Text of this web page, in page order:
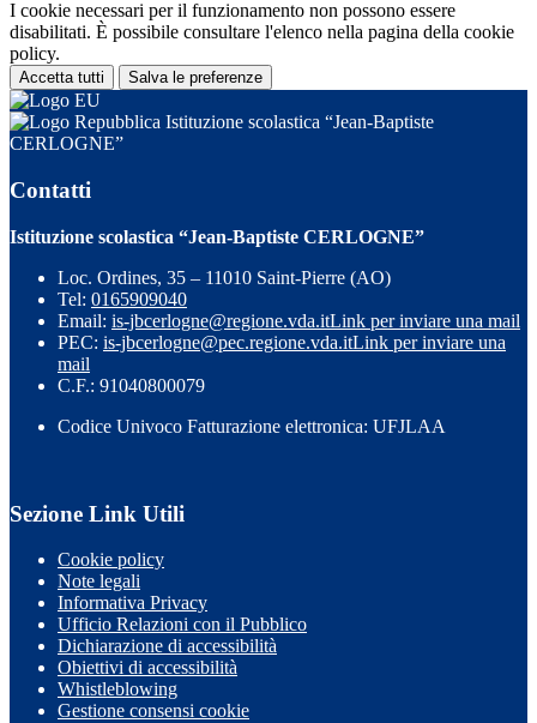
I cookie necessari per il funzionamento non possono essere
disabilitati. È possibile consultare l'elenco nella pagina della cookie
policy.
Accetta tutti Salva le preferenze
Istituzione scolastica “Jean-Baptiste
CERLOGNE”
Contatti
Istituzione scolastica “Jean-Baptiste CERLOGNE”
Loc. Ordines, 35 – 11010 Saint-Pierre (AO)
Tel: 0165909040
Email: is-jbcerlogne@regione.vda.itLink per inviare una mail
PEC: is-jbcerlogne@pec.regione.vda.itLink per inviare una
mail
C.F.: 91040800079
Codice Univoco Fatturazione elettronica: UFJLAA
Sezione Link Utili
Cookie policy
Note legali
Informativa Privacy
Ufficio Relazioni con il Pubblico
Dichiarazione di accessibilità
Obiettivi di accessibilità
Whistleblowing
Gestione consensi cookie